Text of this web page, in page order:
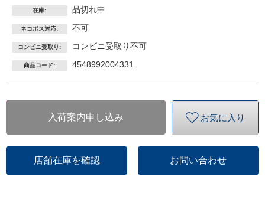
在庫: 品切れ中
ネコポス対応: 不可
コンビニ受取り: コンビニ受取り不可
商品コード: 4548992004331
入荷案内申し込み お気に入り
店舗在庫を確認 お問い合わせ